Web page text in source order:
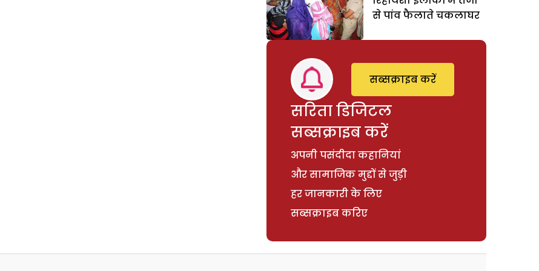
से पांव फैलाते चकलाघर
सरिता डिजिटल
सब्सक्राइब करें
अपनी पसंदीदा कहानियां
और सामाजिक मुद्दों से जुड़ी
हर जानकारी के लिए
सब्सक्राइब करिए
सब्सक्राइब करें